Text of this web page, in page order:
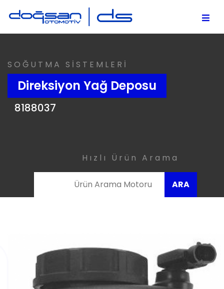
SOĞUTMA SİSTEMLERİ
Direksiyon Yağ Deposu
8188037
Hızlı Ürün Arama
ARA